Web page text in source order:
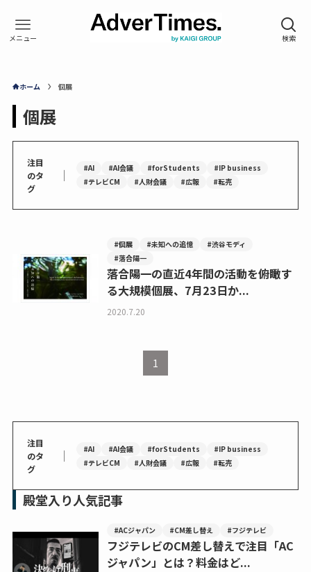
ホーム 個展
個展
注目
のタ
グ
｜ #AI #AI会議 #forStudents
#IP business
#テレビCM
#人財会議 #広報 #転売
#個展 #未知への追憶
#渋谷モディ
#落合陽一
落合陽一の直近4年間の活動を俯瞰す
る大規模個展、7月23日か...
2020.7.20
1
注目
のタ
グ
｜ #AI #AI会議 #forStudents
#IP business
#テレビCM
#人財会議 #広報 #転売
殿堂入り人気記事
#ACジャパン #CM差し替え #フジテレビ
フジテレビのCM差し替えで注目「AC
ジャパン」とは？料金はど...